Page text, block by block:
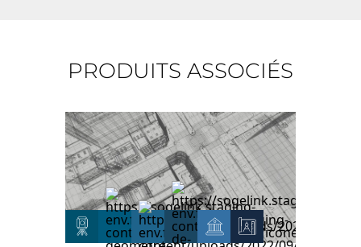
PRODUITS ASSOCIÉS